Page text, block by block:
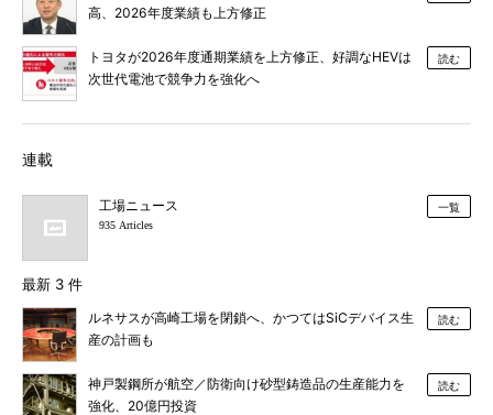
高、2026年度業績も上方修正
トヨタが2026年度通期業績を上方修正、好調なHEVは
次世代電池で競争力を強化へ
読む
連載
工場ニュース
935 Articles
一覧
最新 3 件
ルネサスが高崎工場を閉鎖へ、かつてはSiCデバイス生
産の計画も
読む
神戸製鋼所が航空／防衛向け砂型鋳造品の生産能力を
強化、20億円投資
読む